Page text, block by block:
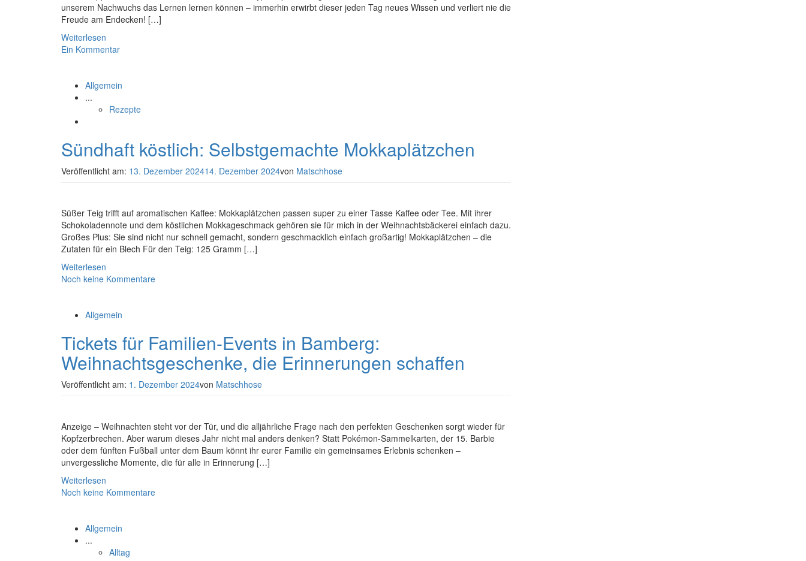
unserem Nachwuchs das Lernen lernen können – immerhin erwirbt dieser jeden Tag neues Wissen und verliert nie die
Freude am Endecken! […]
Weiterlesen
Ein Kommentar
Allgemein
...
Rezepte
Sündhaft köstlich: Selbstgemachte Mokkaplätzchen
Veröffentlicht am: 13. Dezember 202414. Dezember 2024von Matschhose
Süßer Teig trifft auf aromatischen Kaffee: Mokkaplätzchen passen super zu einer Tasse Kaffee oder Tee. Mit ihrer
Schokoladennote und dem köstlichen Mokkageschmack gehören sie für mich in der Weihnachtsbäckerei einfach dazu.
Großes Plus: Sie sind nicht nur schnell gemacht, sondern geschmacklich einfach großartig! Mokkaplätzchen – die
Zutaten für ein Blech Für den Teig: 125 Gramm […]
Weiterlesen
Noch keine Kommentare
Allgemein
Tickets für Familien-Events in Bamberg:
Weihnachtsgeschenke, die Erinnerungen schaffen
Veröffentlicht am: 1. Dezember 2024von Matschhose
Anzeige – Weihnachten steht vor der Tür, und die alljährliche Frage nach den perfekten Geschenken sorgt wieder für
Kopfzerbrechen. Aber warum dieses Jahr nicht mal anders denken? Statt Pokémon-Sammelkarten, der 15. Barbie
oder dem fünften Fußball unter dem Baum könnt ihr eurer Familie ein gemeinsames Erlebnis schenken –
unvergessliche Momente, die für alle in Erinnerung […]
Weiterlesen
Noch keine Kommentare
Allgemein
...
Alltag